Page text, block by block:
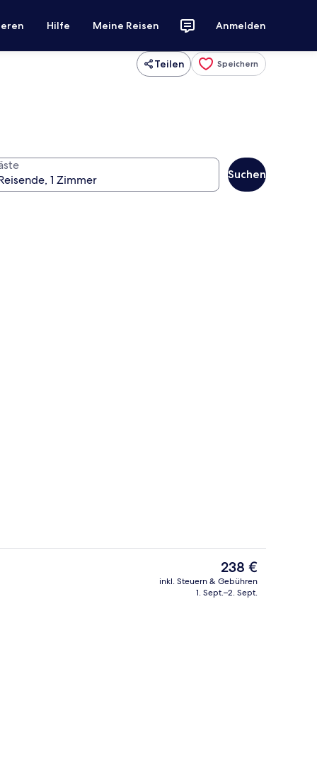
Hilfe Meine Reisen Anmelden
Teilen Speichern
Suchen
Der
aktuelle
Preis
238 €
inkl. Steuern & Gebühren
1. Sept.–2. Sept.